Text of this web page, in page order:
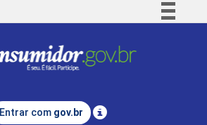
Comunica BR
Legislação
Entrar com gov.br